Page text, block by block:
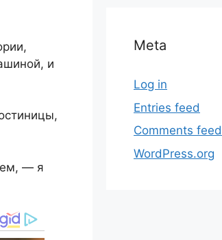
и
— я
Meta
Log in
Entries feed
Comments feed
WordPress.org